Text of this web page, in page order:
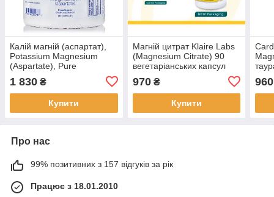
Калій магній (аспартат),
Potassium Magnesium
(Aspartate), Pure
Encapsulations, 180 капсул
BX672
1 830 ₴
Купити
Магній цитрат Klaire Labs
(Magnesium Citrate) 90
вегетаріанських капсул
970₴
Купити
960
Про нас
99% позитивних з 157 відгуків за рік
Працює з 18.01.2010